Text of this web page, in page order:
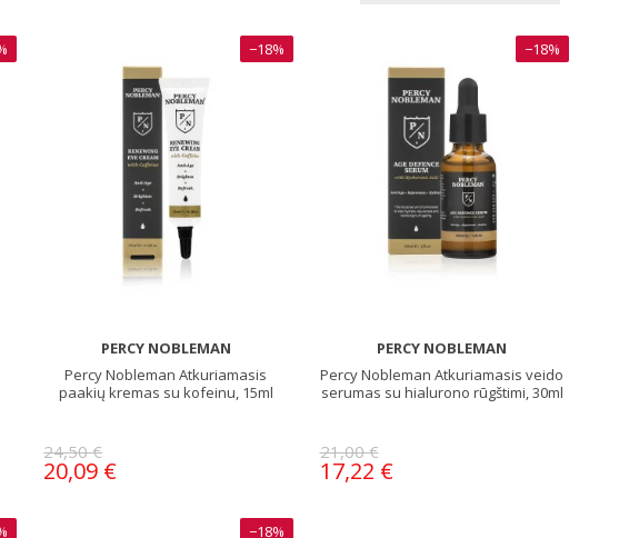
−18%
PERCY NOBLEMAN
Percy Nobleman Atkuriamasis
paakių kremas su kofeinu, 15ml
24,50 €
20,09 €
−18%
PERCY NOBLEMAN
Percy Nobleman Atkuriamasis veido
serumas su hialurono rūgštimi, 30ml
21,00 €
17,22 €
−18%